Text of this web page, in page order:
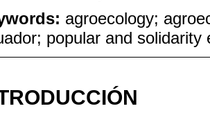
agroecology;
popular and solidarity